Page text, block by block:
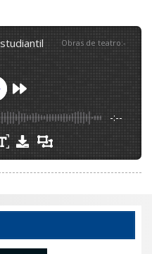
Obras de teatro:-
-:--